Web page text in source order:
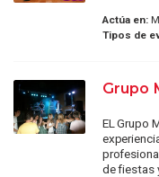
Actúa en:
Tipos de
Grupo
EL Grupo
de fiestas